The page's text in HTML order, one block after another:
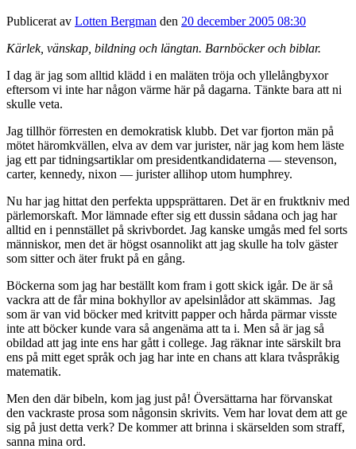
Publicerat av Lotten Bergman den 20 december 2005 08:30
Kärlek, vänskap, bildning och längtan. Barnböcker och biblar.
I dag är jag som alltid klädd i en maläten tröja och yllelångbyxor
eftersom vi inte har någon värme här på dagarna. Tänkte bara att ni
skulle veta.
Jag tillhör förresten en demokratisk klubb. Det var fjorton män på
mötet häromkvällen, elva av dem var jurister, när jag kom hem läste
jag ett par tidningsartiklar om presidentkandidaterna — stevenson,
carter, kennedy, nixon — jurister allihop utom humphrey.
Nu har jag hittat den perfekta uppsprättaren. Det är en fruktkniv med
pärlemorskaft. Mor lämnade efter sig ett dussin sådana och jag har
alltid en i pennstället på skrivbordet. Jag kanske umgås med fel sorts
människor, men det är högst osannolikt att jag skulle ha tolv gäster
som sitter och äter frukt på en gång.
Böckerna som jag har beställt kom fram i gott skick igår. De är så
vackra att de får mina bokhyllor av apelsinlådor att skämmas. Jag
som är van vid böcker med kritvitt papper och hårda pärmar visste
inte att böcker kunde vara så angenäma att ta i. Men så är jag så
obildad att jag inte ens har gått i college. Jag räknar inte särskilt bra
ens på mitt eget språk och jag har inte en chans att klara tvåspråkig
matematik.
Men den där bibeln, kom jag just på! Översättarna har förvanskat
den vackraste prosa som någonsin skrivits. Vem har lovat dem att ge
sig på just detta verk? De kommer att brinna i skärselden som straff,
sanna mina ord.